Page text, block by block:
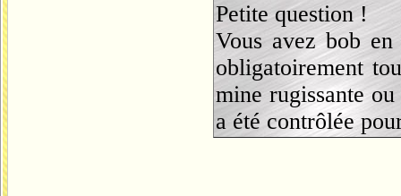
Petite question !
Vous avez bob
obligatoirement
mine rugissante
a été contrôlée